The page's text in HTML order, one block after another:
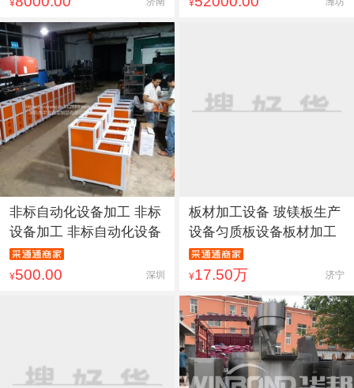
¥ ¥
非标自动化设备加工 非标
设备加工 非标自动化设备
¥500.00 深圳
板材加工设备 玻镁板生产
设备匀质板设备板材加工
¥17.50万 济宁